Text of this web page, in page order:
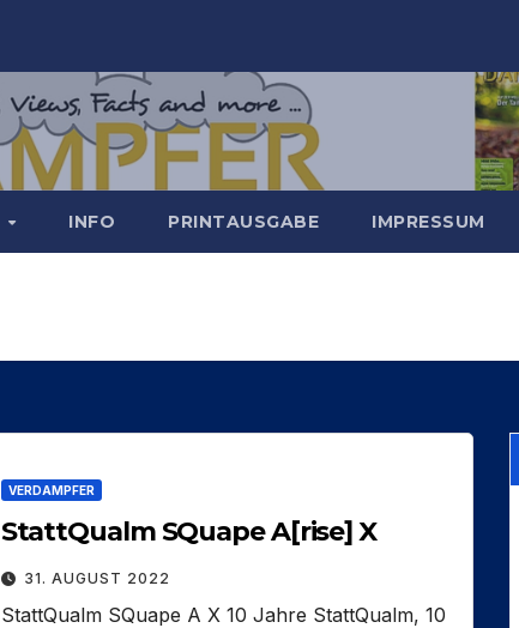
INFO PRINTAUSGABE IMPRESSUM
VERDAMPFER
StattQualm SQuape A[rise] X
31. AUGUST 2022
StattQualm SQuape A X 10 Jahre StattQualm, 10